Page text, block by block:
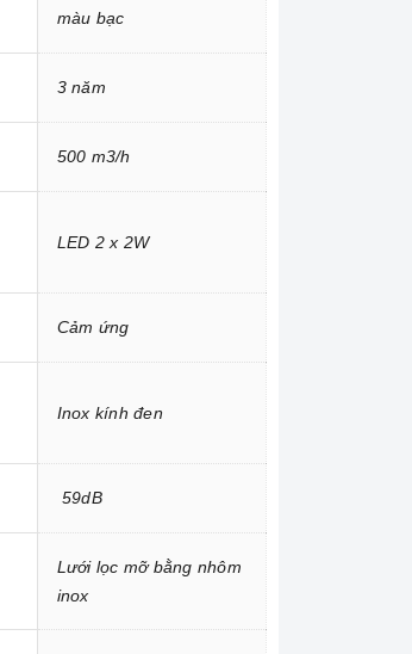
màu bạc
3 năm
500 m3/h
LED 2 x 2W
Cảm ứng
Inox kính đen
59dB
Lưới lọc mỡ bằng nhôm
inox